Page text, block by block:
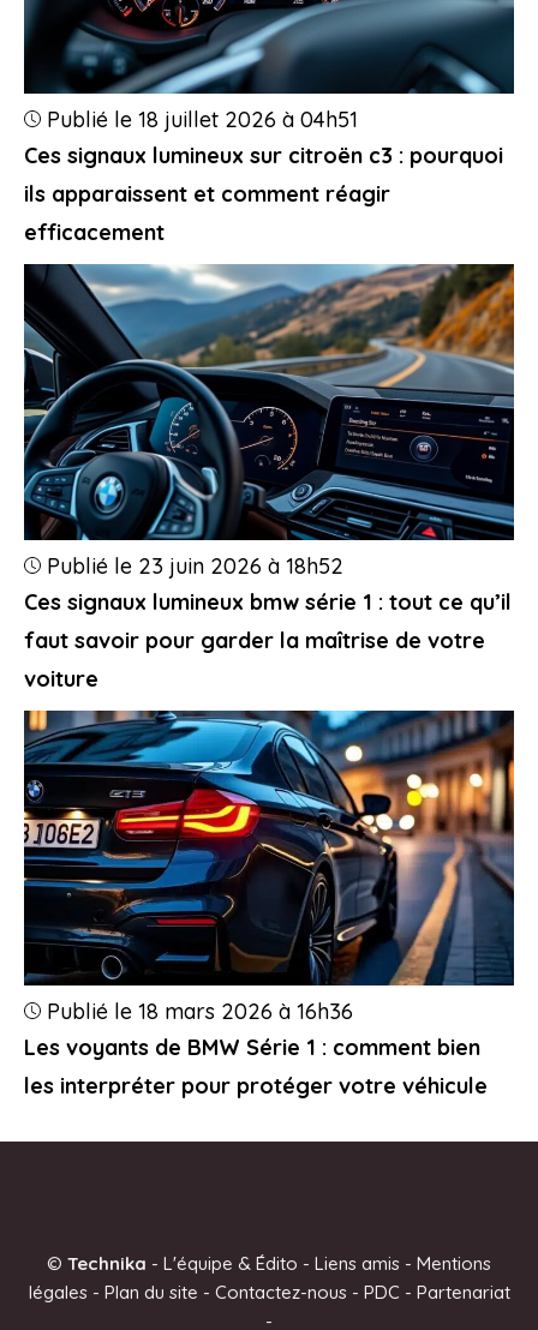
Ces signaux lumineux sur citroën c3 : pourquoi
ils apparaissent et comment réagir
efficacement
Publié le 18 juillet 2026 à 04h51
Ces signaux lumineux bmw série 1 : tout ce qu’il
faut savoir pour garder la maîtrise de votre
voiture
Publié le 23 juin 2026 à 18h52
Les voyants de BMW Série 1 : comment bien
les interpréter pour protéger votre véhicule
Publié le 18 mars 2026 à 16h36
© Technika - L'équipe & Édito - Liens amis - Mentions
légales- Plan du site - Contactez-nous- PDC - Partenariat
-